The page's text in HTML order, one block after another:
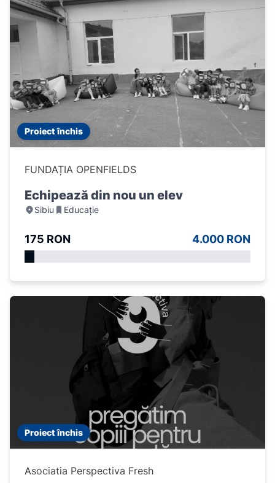
Proiect închis
FUNDAȚIA OPENFIELDS
Echipează din nou un elev
Sibiu Educație
175 RON 4.000 RON
Proiect închis
Asociatia Perspectiva Fresh